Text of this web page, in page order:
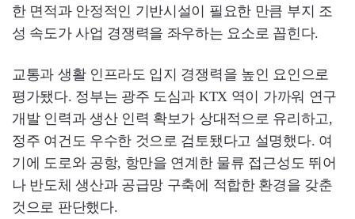
한 면적과 안정적인 기반시설이 필요한 만큼 부지 조
성 속도가 사업 경쟁력을 좌우하는 요소로 꼽힌다.
교통과 생활 인프라도 입지 경쟁력을 높인 요인으로
평가됐다. 정부는 광주 도심과 KTX 역이 가까워 연구
개발 인력과 생산 인력 확보가 상대적으로 유리하고,
정주 여건도 우수한 것으로 검토됐다고 설명했다. 여
기에 도로와 공항, 항만을 연계한 물류 접근성도 뛰어
나 반도체 생산과 공급망 구축에 적합한 환경을 갖춘
것으로 판단했다.